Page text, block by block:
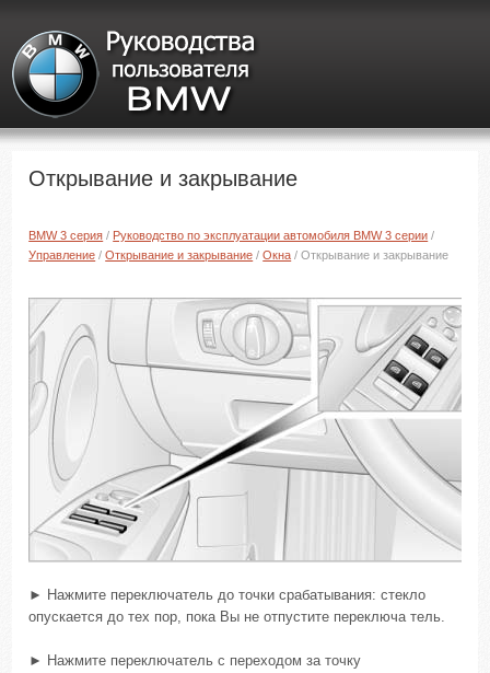
Открывание и закрывание
BMW 3 серия / Руководство по эксплуатации автомобиля BMW 3 серии /
Управление /Открывание и закрывание /Окна / Открывание и закрывание
► Нажмите переключатель до точки срабатывания: стекло
опускается до тех пор, пока Вы не отпустите переключа тель.
► Нажмите переключатель с переходом за точку